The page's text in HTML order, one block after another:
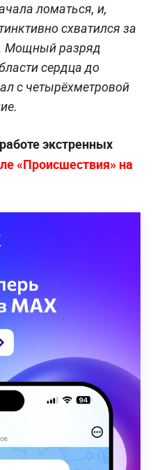
ломаться, и,
схватился за
Мощный разряд
сердца до
с четырёхметровой
экстренных
«Происшествия» на